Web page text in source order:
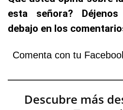
esta señora?
debajo en los
Comenta con tu
Descubre más